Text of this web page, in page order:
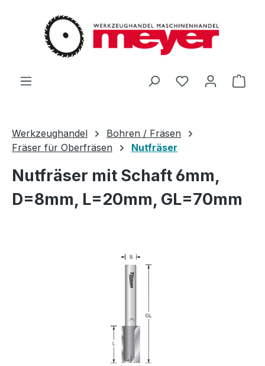
Zum Hauptinhalt springen
Du hast 0
Werkzeughandel
Bohren / Fräsen
Fräser für Oberfräsen
Nutfräser
Nutfräser mit Schaft 6mm,
D=8mm, L=20mm, GL=70mm
Bildergalerie überspringen